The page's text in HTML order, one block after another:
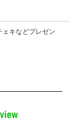
キなどプレゼン